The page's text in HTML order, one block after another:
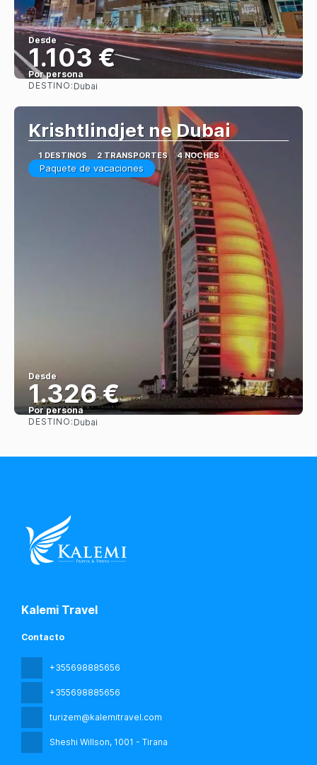
Desde
1.103 €
Por persona
DESTINO: Dubai
Krishtlindjet ne Dubai
1 DESTINOS 2 TRANSPORTES 4 NOCHES
Paquete de vacaciones
Desde
1.326 €
Por persona
DESTINO: Dubai
Kalemi Travel
Contacto
+355698885656
+355698885656
turizem@kalemitravel.com
Sheshi Willson, 1001 - Tirana